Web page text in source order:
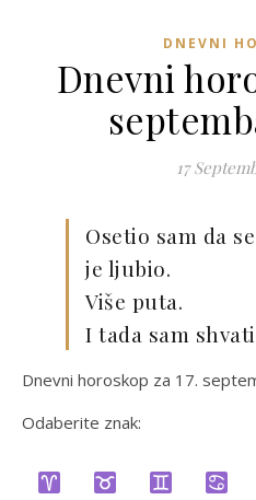
DNEVNI
Dnevni
17
Osetio sam da
je ljubio.
Više puta.
I tada sam
Dnevni horoskop za 17.
Odaberite znak: